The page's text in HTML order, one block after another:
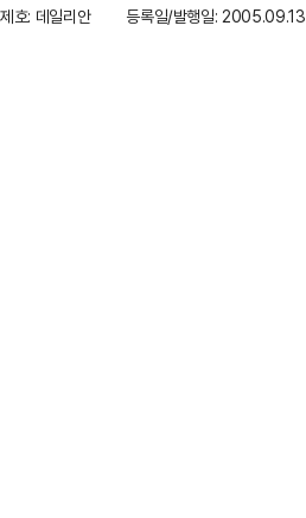
제호: 데일리안 등록일/발행일: 2005.09.13